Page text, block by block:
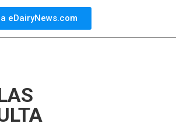
eDairyNews.com